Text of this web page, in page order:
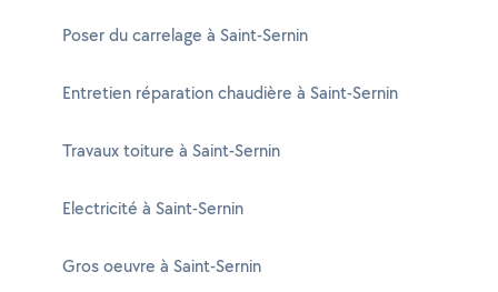
Poser du carrelage à Saint-Sernin
Entretien réparation chaudière à Saint-Sernin
Travaux toiture à Saint-Sernin
Electricité à Saint-Sernin
Gros oeuvre à Saint-Sernin